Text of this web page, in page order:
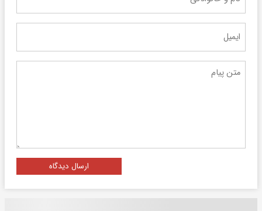
ارسال دیدگاه